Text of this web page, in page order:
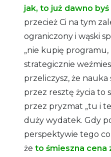
jak, to już dawno byś
przecież Ci na tym
ograniczony i wąski
„nie kupię programu,
strategicznie
przeliczysz, że nauka
przez resztę życia to
przez pryzmat „tu i
duży wydatek. Gdy
perspektywie tego co
że to śmieszna cena